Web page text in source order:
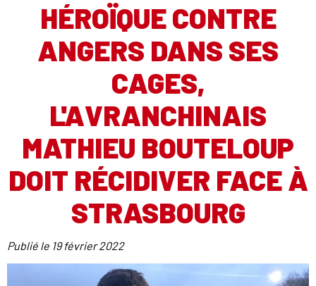
HÉROÏQUE CONTRE
ANGERS DANS SES
CAGES,
L'AVRANCHINAIS
MATHIEU BOUTELOUP
DOIT RÉCIDIVER FACE À
STRASBOURG
Publié le 19 février 2022